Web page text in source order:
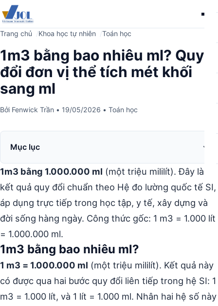
Trang chủ Khoa học tự nhiên Toán học
1m3 bằng bao nhiêu ml? Quy
đổi đơn vị thể tích mét khối
sang ml
Bởi Fenwick Trần • 19/05/2026 • Toán học
Mục lục
1m3 bằng 1.000.000 ml (một triệu mililít). Đây là
kết quả quy đổi chuẩn theo Hệ đo lường quốc tế SI,
áp dụng trực tiếp trong học tập, y tế, xây dựng và
đời sống hàng ngày. Công thức gốc: 1 m3 = 1.000 lít
= 1.000.000 ml.
1m3 bằng bao nhiêu ml?
1 m3 = 1.000.000 ml (một triệu mililít). Kết quả này
có được qua hai bước quy đổi liên tiếp trong hệ SI: 1
m3 = 1.000 lít, và 1 lít = 1.000 ml. Nhân hai hệ số này